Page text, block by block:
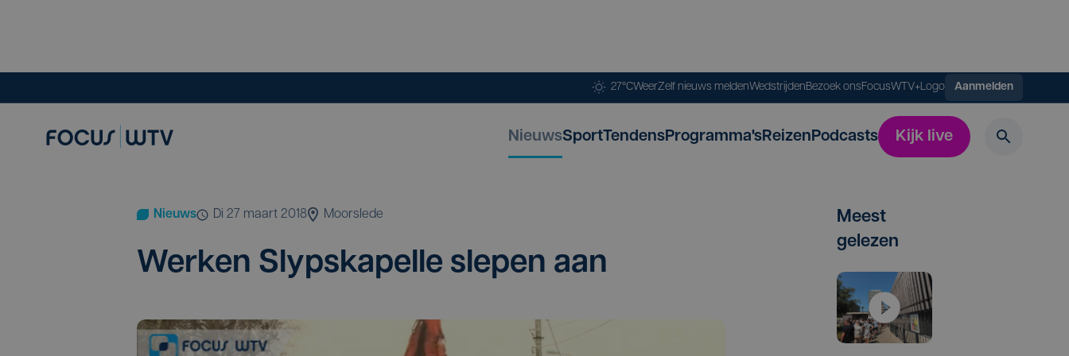
27°CWeerZelf nieuws meldenWedstrijdenBezoek onsFocusWTV+Logo Aanmelden
NieuwsSportTendensProgramma'sReizenPodcasts Kijk live
Nieuws di 27 maart 2018 Moorslede
Wer­ken Slyp­s­ka­pel­le sle­pen aan
Meest
gelezen